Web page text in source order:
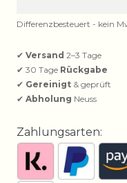
Differenzbesteuert - kein
✔ Versand 2–3 Tage
✔ 30 Tage Rückgabe
✔ Gereinigt & geprüft
✔ Abholung Neuss
Zahlungsarten: